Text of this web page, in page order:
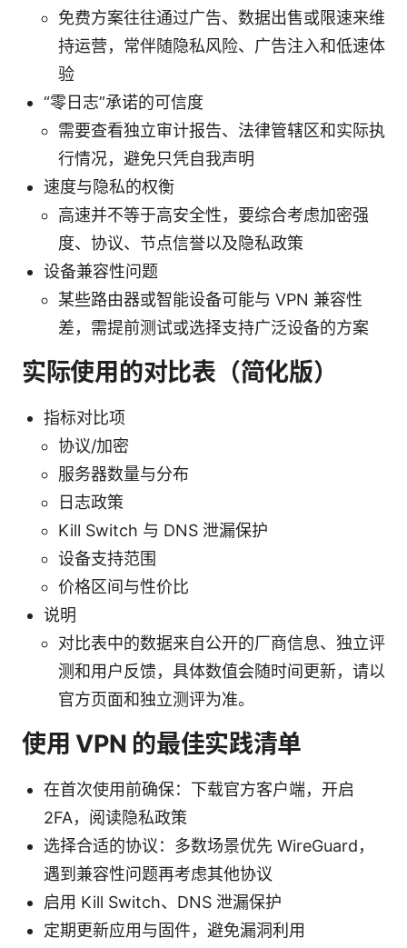
免费方案往往通过广告、数据出售或限速来维
持运营，常伴随隐私风险、广告注入和低速体
验
“零日志”承诺的可信度
需要查看独立审计报告、法律管辖区和实际执
行情况，避免只凭自我声明
速度与隐私的权衡
高速并不等于高安全性，要综合考虑加密强
度、协议、节点信誉以及隐私政策
设备兼容性问题
某些路由器或智能设备可能与 VPN 兼容性
差，需提前测试或选择支持广泛设备的方案
实际使用的对比表（简化版）
指标对比项
协议/加密
服务器数量与分布
日志政策
Kill Switch 与 DNS 泄漏保护
设备支持范围
价格区间与性价比
说明
对比表中的数据来自公开的厂商信息、独立评
测和用户反馈，具体数值会随时间更新，请以
官方页面和独立测评为准。
使用 VPN 的最佳实践清单
在首次使用前确保：下载官方客户端，开启
2FA，阅读隐私政策
选择合适的协议：多数场景优先 WireGuard，
遇到兼容性问题再考虑其他协议
启用 Kill Switch、DNS 泄漏保护
定期更新应用与固件，避免漏洞利用